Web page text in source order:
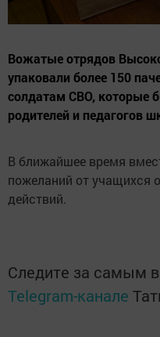
Вожатые отрядов
упаковали более 150
солдатам СВО, которые
родителей и педагогов
В ближайшее время
пожеланий от учащихся
действий.
Следите за самым
Telegram-канале